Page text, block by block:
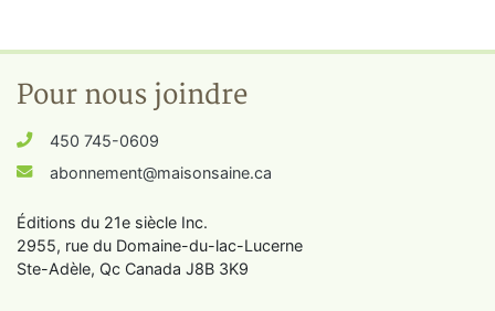
Pour nous joindre
450 745-0609
abonnement@maisonsaine.ca
Éditions du 21e siècle Inc.
2955, rue du Domaine-du-lac-Lucerne
Ste-Adèle, Qc Canada J8B 3K9